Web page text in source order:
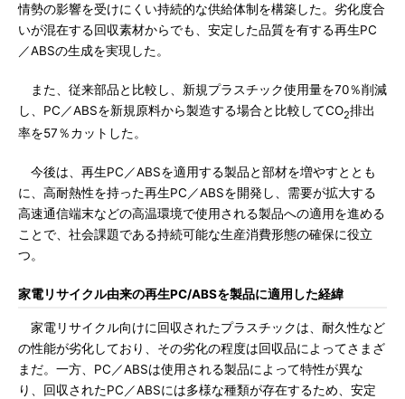
情勢の影響を受けにくい持続的な供給体制を構築した。劣化度合
いが混在する回収素材からでも、安定した品質を有する再生PC
／ABSの生成を実現した。
また、従来部品と比較し、新規プラスチック使用量を70％削減
し、PC／ABSを新規原料から製造する場合と比較してCO2排出
率を57％カットした。
今後は、再生PC／ABSを適用する製品と部材を増やすととも
に、高耐熱性を持った再生PC／ABSを開発し、需要が拡大する
高速通信端末などの高温環境で使用される製品への適用を進める
ことで、社会課題である持続可能な生産消費形態の確保に役立
つ。
家電リサイクル由来の再生PC/ABSを製品に適用した経緯
家電リサイクル向けに回収されたプラスチックは、耐久性など
の性能が劣化しており、その劣化の程度は回収品によってさまざ
まだ。一方、PC／ABSは使用される製品によって特性が異な
り、回収されたPC／ABSには多様な種類が存在するため、安定